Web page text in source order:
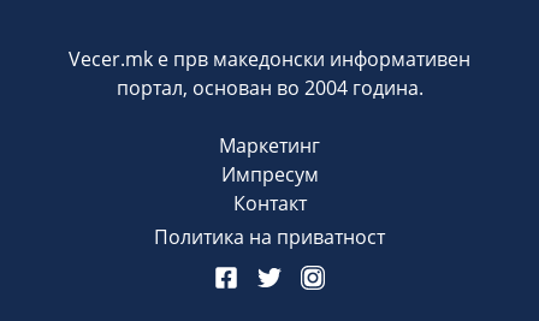
Vecer.mk е прв македонски информативен
портал, основан во 2004 година.
Маркетинг
Импресум
Контакт
Политика на приватност